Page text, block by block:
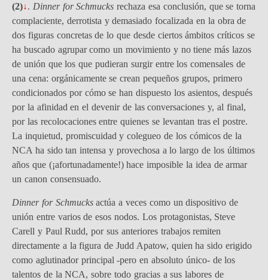
(2)↓. Dinner for Schmucks rechaza esa conclusión, que se torna
complaciente, derrotista y demasiado focalizada en la obra de
dos figuras concretas de lo que desde ciertos ámbitos críticos se
ha buscado agrupar como un movimiento y no tiene más lazos
de unión que los que pudieran surgir entre los comensales de
una cena: orgánicamente se crean pequeños grupos, primero
condicionados por cómo se han dispuesto los asientos, después
por la afinidad en el devenir de las conversaciones y, al final,
por las recolocaciones entre quienes se levantan tras el postre.
La inquietud, promiscuidad y colegueo de los cómicos de la
NCA ha sido tan intensa y provechosa a lo largo de los últimos
años que (¡afortunadamente!) hace imposible la idea de armar
un canon consensuado.
Dinner for Schmucksactúa a veces como un dispositivo de
unión entre varios de esos nodos. Los protagonistas, Steve
Carell y Paul Rudd, por sus anteriores trabajos remiten
directamente a la figura de Judd Apatow, quien ha sido erigido
como aglutinador principal -pero en absoluto único- de los
talentos de la NCA, sobre todo gracias a sus labores de